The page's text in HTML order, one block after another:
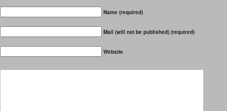
Name (required)
Mail (will not be published) (required)
Website